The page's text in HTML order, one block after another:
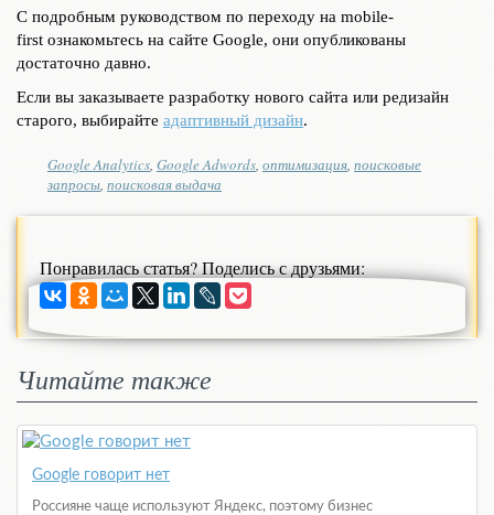
С подробным руководством по переходу на mobile-
first ознакомьтесь на сайте Google, они опубликованы
достаточно давно.
Если вы заказываете разработку нового сайта или редизайн
старого, выбирайте адаптивный дизайн.
Google Analytics, Google Adwords, оптимизация, поисковые
запросы, поисковая выдача
Понравилась статья? Поделись с друзьями:
Читайте также
Google говорит нет
Россияне чаще используют Яндекс, поэтому бизнес